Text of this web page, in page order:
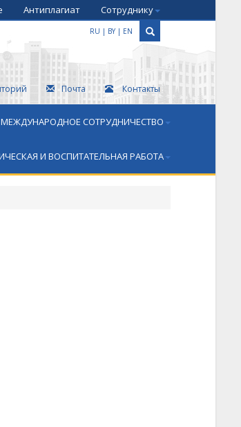
Антиплагиат Сотруднику
RU | BY | EN
Почта Контакты
МЕЖДУНАРОДНОЕ СОТРУДНИЧЕСТВО
И ВОСПИТАТЕЛЬНАЯ РАБОТА